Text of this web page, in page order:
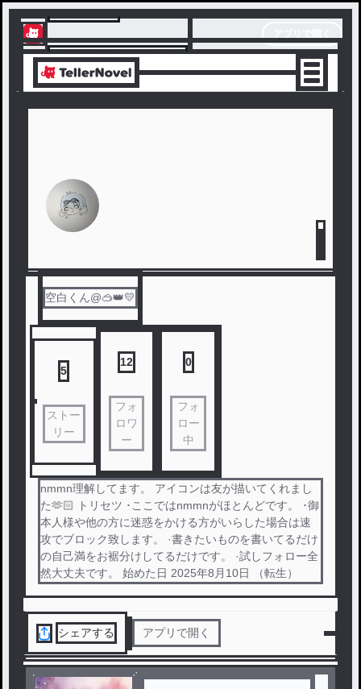
テラーノベル
アプリでサクサク楽しめる
空白くん@🥽👑💛
5
ストー
リー
12
フォ
ロワ
ー
0
フォ
ロー
中
nmmn理解してます。 アイコンは友が描いてくれまし
た‪‪🫶🏻︎‪ トリセツ ･ここではnmmnがほとんどです。 ･御
本人様や他の方に迷惑をかける方がいらした場合は速
攻でブロック致します。 ·書きたいものを書いてるだけ
の自己満をお裾分けしてるだけです。 ·試しフォロー全
然大丈夫です。 始めた日 2025年8月10日 （転生）
シェアする アプリで開く